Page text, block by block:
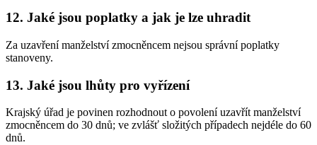
12. Jaké jsou poplatky a jak je lze uhradit
Za uzavření manželství zmocněncem nejsou správní poplatky
stanoveny.
13. Jaké jsou lhůty pro vyřízení
Krajský úřad je povinen rozhodnout o povolení uzavřít manželství
zmocněncem do 30 dnů; ve zvlášť složitých případech nejdéle do 60
dnů.